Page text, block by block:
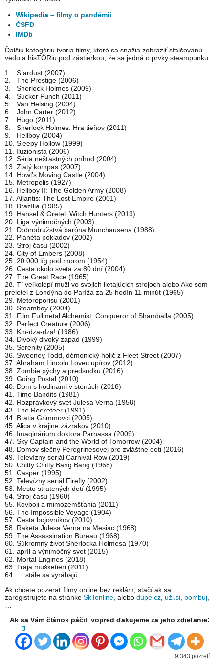
Wikipedia – filmy o pandémii
ČSFD
IMDb
Ďalšiu kategóriu tvoria filmy, ktoré sa snažia zobraziť sfalšovanú
vedu a hisTÓRiu pod zástierkou, že sa jedná o prvky steampunku.
1. Stardust (2007)
2. The Prestige (2006)
3. Sherlock Holmes (2009)
4. Sucker Punch (2011)
5. Van Helsing (2004)
6. John Carter (2012)
7. Hugo (2011)
8. Sherlock Holmes: Hra tieňov (2011)
9. Hellboy (2004)
10. Sleepy Hollow (1999)
11. Iluzionista (2006)
12. Séria nešťastných príhod (2004)
13. Zlatý kompas (2007)
14. Howl’s Moving Castle (2004)
15. Metropolis (1927)
16. Hellboy II: The Golden Army (2008)
17. Atlantis: The Lost Empire (2001)
18. Brazília (1985)
19. Hansel & Gretel: Witch Hunters (2013)
20. Liga výnimočných (2003)
21. Dobrodružstvá baróna Munchausena (1988)
22. Planéta pokladov (2002)
23. Stroj času (2002)
24. City of Embers (2008)
25. 20 000 líg pod morom (1954)
26. Cesta okolo sveta za 80 dní (2004)
27. The Great Race (1965)
28. Tí veľkolepí muži vo svojich lietajúcich strojoch alebo Ako som
preletel z Londýna do Paríža za 25 hodín 11 minút (1965)
29. Metoroporisu (2001)
30. Steamboy (2004)
31. Film Fullmetal Alchemist: Conqueror of Shamballa (2005)
32. Perfect Creature (2006)
33. Kin-dza-dza! (1986)
34. Divoký divoký západ (1999)
35. Serenity (2005)
36. Sweeney Todd, démonický holič z Fleet Street (2007)
37. Abraham Lincoln Lovec upírov (2012)
38. Zombie pýchy a predsudku (2016)
39. Going Postal (2010)
40. Dom s hodinami v stenách (2018)
41. Time Bandits (1981)
42. Rozprávkový svet Julesa Verna (1958)
43. The Rocketeer (1991)
44. Bratia Grimmovci (2005)
45. Alica v krajine zázrakov (2010)
46. ​​Imaginárium doktora Parnassa (2009)
47. Sky Captain and the World of Tomorrow (2004)
48. Domov slečny Peregrinesovej pre zvláštne deti (2016)
49. Televízny seriál Carnival Row (2019)
50. Chitty Chitty Bang Bang (1968)
51. Casper (1995)
52. Televízny seriál Firefly (2002)
53. Mesto stratených detí (1995)
54. Stroj času (1960)
55. Kovboji a mimozemšťania (2011)
56. The Impossible Voyage (1904)
57. Cesta bojovníkov (2010)
58. Raketa Julesa Verna na Mesiac (1968)
59. The Assassination Bureau (1968)
60. Súkromný život Sherlocka Holmesa (1970)
61. apríl a výnimočný svet (2015)
62. Mortal Engines (2018)
63. Traja mušketieri (2011)
64. … stále sa vyrábajú
Ak chcete pozerať filmy online bez reklám, stačí ak sa
zaregistrujete na stránke SkTonline , alebo dupe.cz uži.si bombuj
Ak sa Vám článok páčil, vopred ďakujeme za jeho zdieľanie:
3
9 343 pozretí